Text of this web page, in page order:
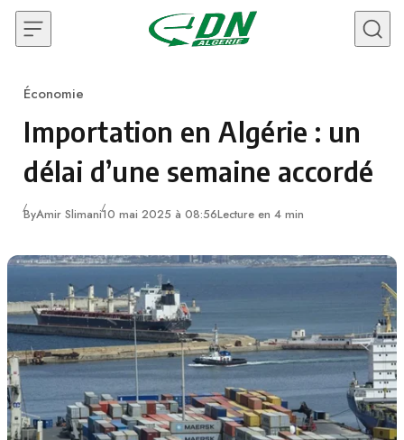
Skip to content
Category
Économie
Importation en Algérie : un
délai d’une semaine accordé
ByAmir Slimani10 mai 2025 à 08:56Lecture en 4 min